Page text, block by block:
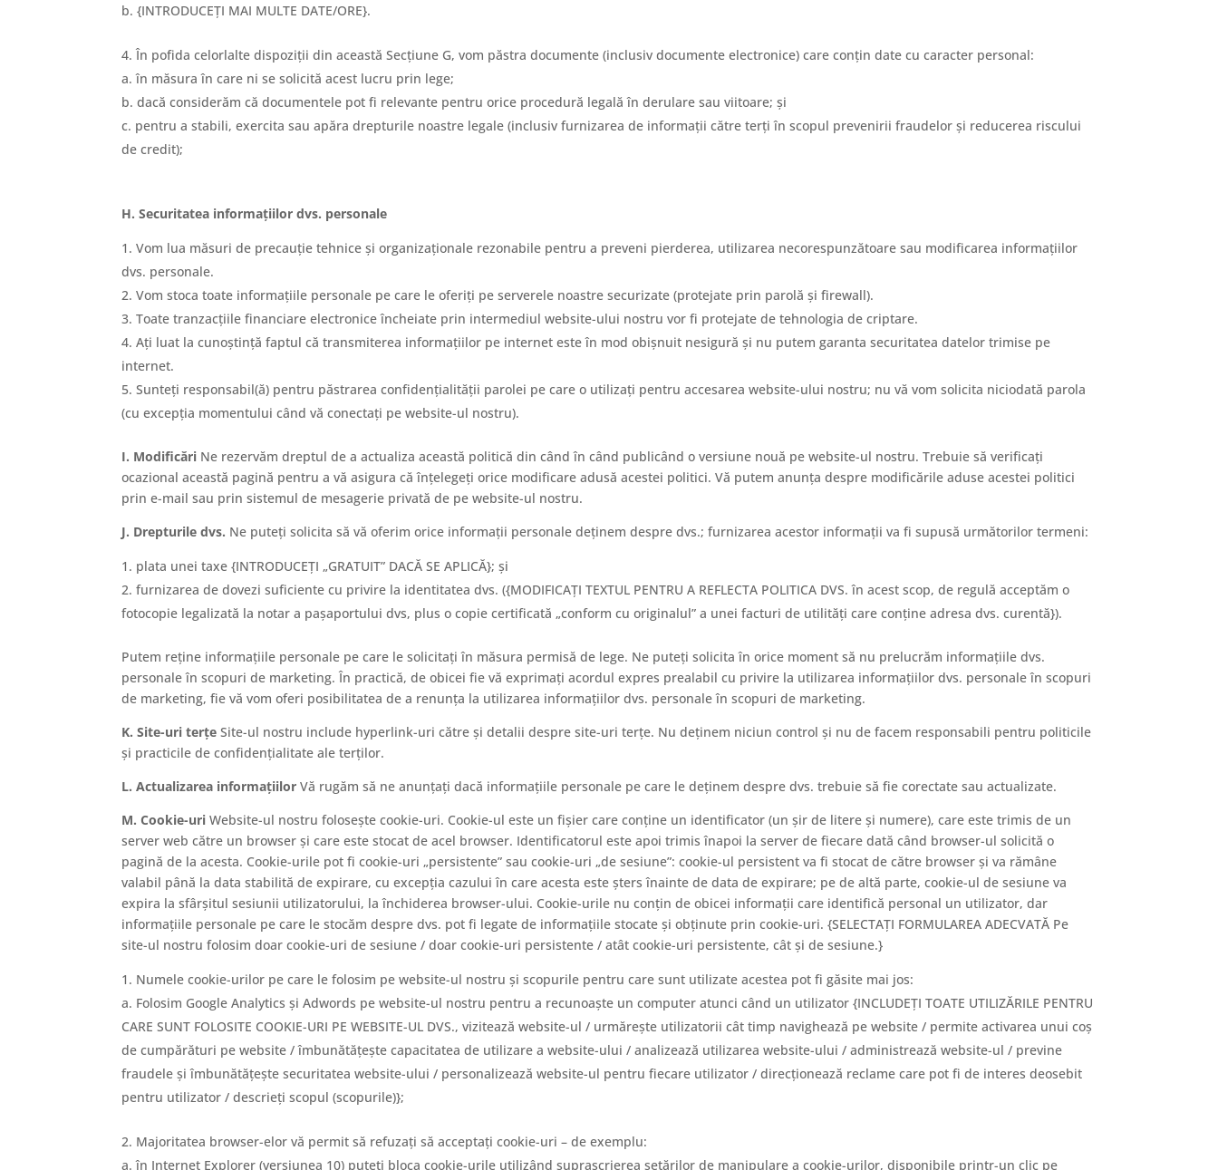
{INTRODUCEȚI MAI MULTE DATE/ORE}.
În pofida celorlalte dispoziții din această Secțiune G, vom păstra documente (inclusiv documente electronice) care conțin date cu caracter personal:
în măsura în care ni se solicită acest lucru prin lege;
dacă considerăm că documentele pot fi relevante pentru orice procedură legală în derulare sau viitoare; și
pentru a stabili, exercita sau apăra drepturile noastre legale (inclusiv furnizarea de informații către terți în scopul prevenirii fraudelor și reducerea riscului
de credit);
H. Securitatea informațiilor dvs. personale
Vom lua măsuri de precauție tehnice și organizaționale rezonabile pentru a preveni pierderea, utilizarea necorespunzătoare sau modificarea informațiilor
dvs. personale.
Vom stoca toate informațiile personale pe care le oferiți pe serverele noastre securizate (protejate prin parolă și firewall).
Toate tranzacțiile financiare electronice încheiate prin intermediul website-ului nostru vor fi protejate de tehnologia de criptare.
Ați luat la cunoștință faptul că transmiterea informațiilor pe internet este în mod obișnuit nesigură și nu putem garanta securitatea datelor trimise pe
internet.
Sunteți responsabil(ă) pentru păstrarea confidențialității parolei pe care o utilizați pentru accesarea website-ului nostru; nu vă vom solicita niciodată parola
(cu excepția momentului când vă conectați pe website-ul nostru).
I. Modificări Ne rezervăm dreptul de a actualiza această politică din când în când publicând o versiune nouă pe website-ul nostru. Trebuie să verificați
ocazional această pagină pentru a vă asigura că înțelegeți orice modificare adusă acestei politici. Vă putem anunța despre modificările aduse acestei politici
prin e-mail sau prin sistemul de mesagerie privată de pe website-ul nostru.
J. Drepturile dvs. Ne puteți solicita să vă oferim orice informații personale deținem despre dvs.; furnizarea acestor informații va fi supusă următorilor termeni:
plata unei taxe {INTRODUCEȚI „GRATUIT” DACĂ SE APLICĂ}; și
furnizarea de dovezi suficiente cu privire la identitatea dvs. ({MODIFICAȚI TEXTUL PENTRU A REFLECTA POLITICA DVS. în acest scop, de regulă acceptăm o
fotocopie legalizată la notar a pașaportului dvs, plus o copie certificată „conform cu originalul” a unei facturi de utilități care conține adresa dvs. curentă}).
Putem reține informațiile personale pe care le solicitați în măsura permisă de lege. Ne puteți solicita în orice moment să nu prelucrăm informațiile dvs.
personale în scopuri de marketing. În practică, de obicei fie vă exprimați acordul expres prealabil cu privire la utilizarea informațiilor dvs. personale în scopuri
de marketing, fie vă vom oferi posibilitatea de a renunța la utilizarea informațiilor dvs. personale în scopuri de marketing.
K. Site-uri terțe Site-ul nostru include hyperlink-uri către și detalii despre site-uri terțe. Nu deținem niciun control și nu de facem responsabili pentru politicile
și practicile de confidențialitate ale terților.
L. Actualizarea informațiilor Vă rugăm să ne anunțați dacă informațiile personale pe care le deținem despre dvs. trebuie să fie corectate sau actualizate.
M. Cookie-uri Website-ul nostru folosește cookie-uri. Cookie-ul este un fișier care conține un identificator (un șir de litere și numere), care este trimis de un
server web către un browser și care este stocat de acel browser. Identificatorul este apoi trimis înapoi la server de fiecare dată când browser-ul solicită o
pagină de la acesta. Cookie-urile pot fi cookie-uri „persistente” sau cookie-uri „de sesiune”: cookie-ul persistent va fi stocat de către browser și va rămâne
valabil până la data stabilită de expirare, cu excepția cazului în care acesta este șters înainte de data de expirare; pe de altă parte, cookie-ul de sesiune va
expira la sfârșitul sesiunii utilizatorului, la închiderea browser-ului. Cookie-urile nu conțin de obicei informații care identifică personal un utilizator, dar
informațiile personale pe care le stocăm despre dvs. pot fi legate de informațiile stocate și obținute prin cookie-uri. {SELECTAȚI FORMULAREA ADECVATĂ Pe
site-ul nostru folosim doar cookie-uri de sesiune / doar cookie-uri persistente / atât cookie-uri persistente, cât și de sesiune.}
Numele cookie-urilor pe care le folosim pe website-ul nostru și scopurile pentru care sunt utilizate acestea pot fi găsite mai jos:
Folosim Google Analytics și Adwords pe website-ul nostru pentru a recunoaște un computer atunci când un utilizator {INCLUDEȚI TOATE UTILIZĂRILE PENTRU
CARE SUNT FOLOSITE COOKIE-URI PE WEBSITE-UL DVS., vizitează website-ul / urmărește utilizatorii cât timp navighează pe website / permite activarea unui coș
de cumpărături pe website / îmbunătățește capacitatea de utilizare a website-ului / analizează utilizarea website-ului / administrează website-ul / previne
fraudele și îmbunătățește securitatea website-ului / personalizează website-ul pentru fiecare utilizator / direcționează reclame care pot fi de interes deosebit
pentru utilizator / descrieți scopul (scopurile)};
Majoritatea browser-elor vă permit să refuzați să acceptați cookie-uri – de exemplu:
în Internet Explorer (versiunea 10) puteți bloca cookie-urile utilizând suprascrierea setărilor de manipulare a cookie-urilor, disponibile printr-un clic pe